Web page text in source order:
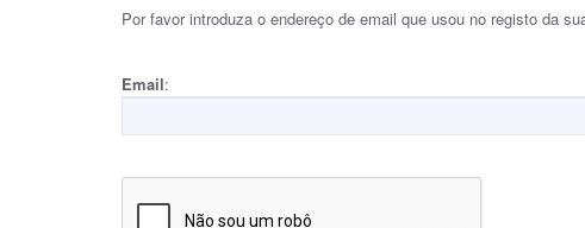
Por favor introduza o endereço de email que usou no registo da
Email: